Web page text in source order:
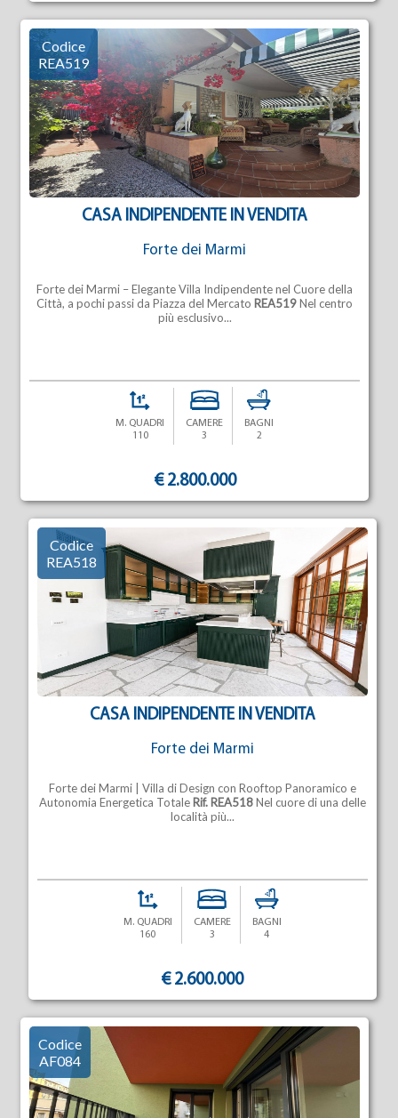
CASA INDIPENDENTE IN VENDITA
Forte dei Marmi
Codice
REA519
Forte dei Marmi – Elegante Villa Indipendente nel Cuore della
Città, a pochi passi da Piazza del Mercato REA519Nel centro
più esclusivo...
M. QUADRI
110
CAMERE
3
BAGNI
2
€ 2.800.000
CASA INDIPENDENTE IN VENDITA
Forte dei Marmi
Codice
REA518
Forte dei Marmi | Villa di Design con Rooftop Panoramico e
Autonomia Energetica Totale Rif. REA518Nel cuore di una delle
località più...
M. QUADRI
160
CAMERE
3
BAGNI
4
€ 2.600.000
Codice
AF084